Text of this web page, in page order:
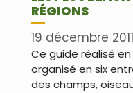
RÉGIONS
19 décembre 2011
Ce guide réalisé
organisé en six
des champs,